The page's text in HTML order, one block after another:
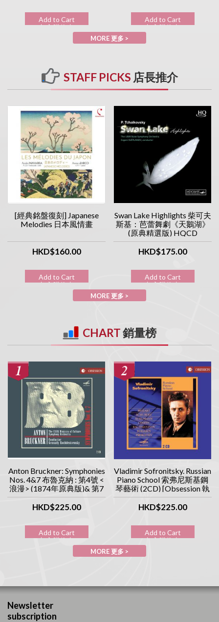
Add to Cart
加入購物車
Add to Cart
加入購物車
MORE 更多 >
STAFF PICKS 店長推介
[經典銘盤復刻] Japanese
Melodies 日本風情畫
HKD$160.00
Add to Cart
加入購物車
Swan Lake Highlights 柴可夫
斯基：芭蕾舞劇《天鵝湖》
(原典精選版) HQCD
HKD$175.00
Add to Cart
加入購物車
MORE 更多 >
CHART銷量榜
Anton Bruckner: Symphonies
Nos. 4&7 布魯克納 : 第4號 <
浪漫> (1874年原典版)& 第7
號交響曲 (1885年原典版)
(2CD) [Obsession 執念系列]
HKD$225.00
Add to Cart
加入購物車
Vladimir Sofronitsky. Russian
Piano School 索弗尼斯基鋼
琴藝術 (2CD) [Obsession 執
念系列]
HKD$225.00
Add to Cart
加入購物車
MORE 更多 >
Newsletter
subscription